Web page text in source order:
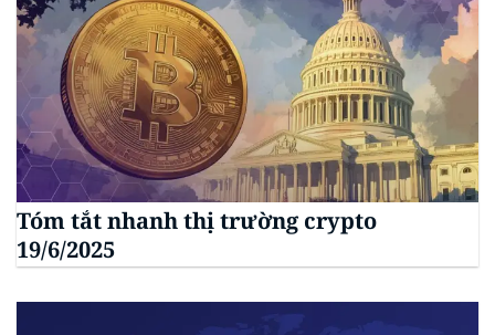
Tóm tắt nhanh thị trường crypto
19/6/2025